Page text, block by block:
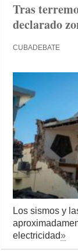
Tras
declarado
CUBADEBATE
Los sismos y
electricidad»